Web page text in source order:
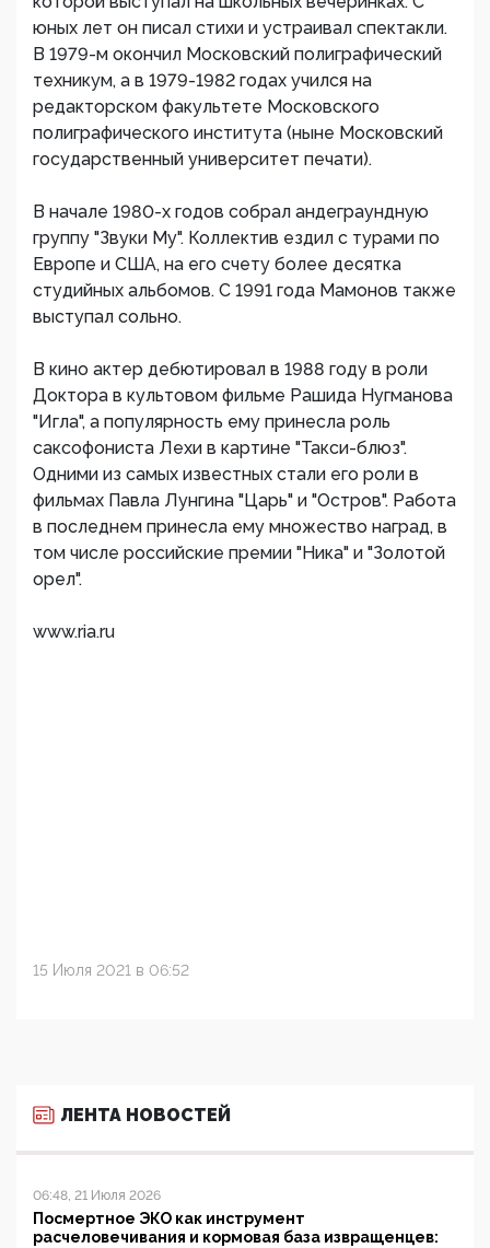
юных лет он писал стихи и устраивал спектакли.
В 1979-м окончил Московский полиграфический
техникум, а в 1979-1982 годах учился на
редакторском факультете Московского
полиграфического института (ныне Московский
государственный университет печати).
В начале 1980-х годов собрал андеграундную
группу "Звуки Му". Коллектив ездил с турами по
Европе и США, на его счету более десятка
студийных альбомов. С 1991 года Мамонов также
выступал сольно.
В кино актер дебютировал в 1988 году в роли
Доктора в культовом фильме Рашида Нугманова
"Игла", а популярность ему принесла роль
саксофониста Лехи в картине "Такси-блюз".
Одними из самых известных стали его роли в
фильмах Павла Лунгина "Царь" и "Остров". Работа
в последнем принесла ему множество наград, в
том числе российские премии "Ника" и "Золотой
орел".
www.ria.ru
15 Июля 2021 в 06:52
ЛЕНТА НОВОСТЕЙ
06:48, 21 Июля 2026
Посмертное ЭКО как инструмент
расчеловечивания и кормовая база извращенцев: